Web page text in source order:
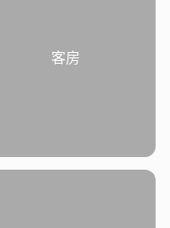
客房